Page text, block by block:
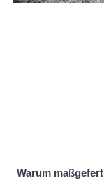
Warum